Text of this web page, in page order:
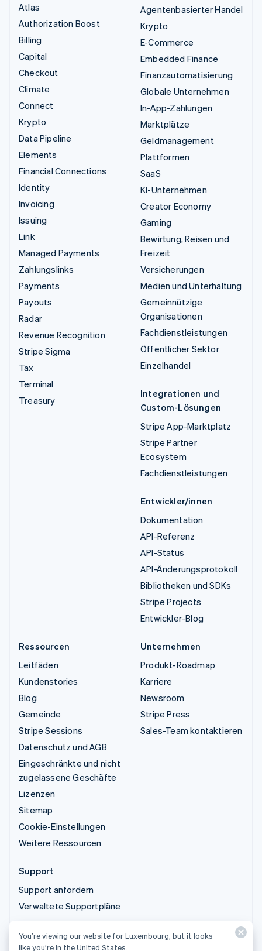
Atlas
Authorization Boost
Billing
Capital
Checkout
Climate
Connect
Krypto
Data Pipeline
Elements
Financial Connections
Identity
Invoicing
Issuing
Link
Managed Payments
Zahlungslinks
Payments
Payouts
Radar
Revenue Recognition
Stripe Sigma
Tax
Terminal
Treasury
Agentenbasierter Handel
Krypto
E-Commerce
Embedded Finance
Finanzautomatisierung
Globale Unternehmen
In-App-Zahlungen
Marktplätze
Geldmanagement
Plattformen
SaaS
KI-Unternehmen
Creator Economy
Gaming
Bewirtung, Reisen und
Freizeit
Versicherungen
Medien und Unterhaltung
Gemeinnützige
Organisationen
Fachdienstleistungen
Öffentlicher Sektor
Einzelhandel
Integrationen und
Custom-Lösungen
Stripe App-Marktplatz
Stripe Partner
Ecosystem
Fachdienstleistungen
Entwickler/innen
Dokumentation
API-Referenz
API-Status
API-Änderungsprotokoll
Bibliotheken und SDKs
Stripe Projects
Entwickler-Blog
Ressourcen
Leitfäden
Kundenstories
Blog
Gemeinde
Stripe Sessions
Datenschutz und AGB
Eingeschränkte und nicht
zugelassene Geschäfte
Lizenzen
Sitemap
Cookie-Einstellungen
Weitere Ressourcen
Unternehmen
Produkt-Roadmap
Karriere
Newsroom
Stripe Press
Sales-Team kontaktieren
Support
Support anfordern
Verwaltete Supportpläne
© 2026 Stripe, LLC
You’re viewing our website for Luxembourg, but it looks
like you’re in the United States.